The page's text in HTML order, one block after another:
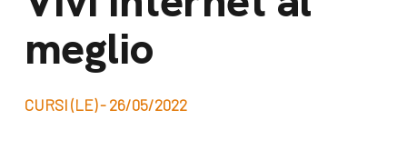
meglio
CURSI (LE) - 26/05/2022
Lavora con noi
Bilancio di
missione
dal Sud